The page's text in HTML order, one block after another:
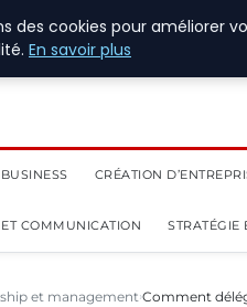
BUSINESS CRÉATION
COMMUNICATION STRATÉGIE
et management Comment
des cookies pour améliorer
En savoir plus